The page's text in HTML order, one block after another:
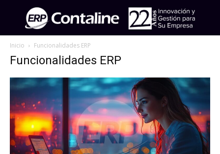
Inicio Funcionalidades ERP
Funcionalidades ERP